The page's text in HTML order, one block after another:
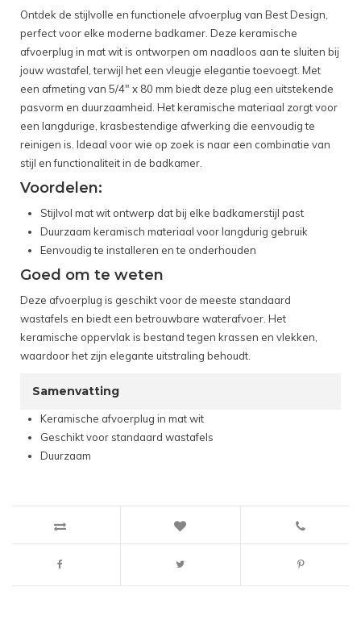
Ontdek de stijlvolle en functionele afvoerplug van Best Design,
perfect voor elke moderne badkamer. Deze keramische
afvoerplug in mat wit is ontworpen om naadloos aan te sluiten bij
jouw wastafel, terwijl het een vleugje elegantie toevoegt. Met
een afmeting van 5/4" x 80 mm biedt deze plug een uitstekende
pasvorm en duurzaamheid. Het keramische materiaal zorgt voor
een langdurige, krasbestendige afwerking die eenvoudig te
reinigen is. Ideaal voor wie op zoek is naar een combinatie van
stijl en functionaliteit in de badkamer.
Voordelen:
Stijlvol mat wit ontwerp dat bij elke badkamerstijl past
Duurzaam keramisch materiaal voor langdurig gebruik
Eenvoudig te installeren en te onderhouden
Goed om te weten
Deze afvoerplug is geschikt voor de meeste standaard
wastafels en biedt een betrouwbare waterafvoer. Het
keramische oppervlak is bestand tegen krassen en vlekken,
waardoor het zijn elegante uitstraling behoudt.
Samenvatting
Keramische afvoerplug in mat wit
Geschikt voor standaard wastafels
Duurzaam